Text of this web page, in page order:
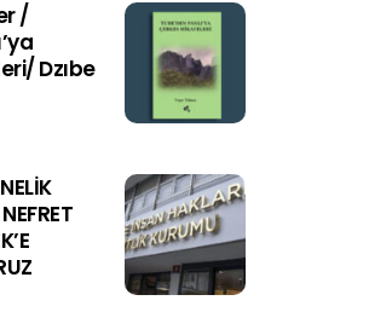
/
Dzıbe